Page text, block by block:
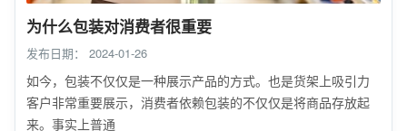
为什么包装对消费者很重要
发布日期： 2024-01-26
如今，包装不仅仅是一种展示产品的方式。也是货架上吸引力
客户非常重要展示，消费者依赖包装的不仅仅是将商品存放起
来。事实上普通